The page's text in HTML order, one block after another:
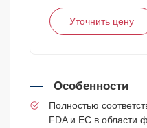
Уточнить цену
Особенности
Полностью
FDA и ЕС в области